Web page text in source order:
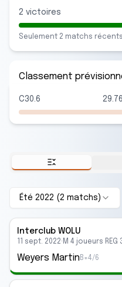
2 victoires
Seulement 2 matchs récents
Classement
C30.6
Été 2022 (2 matchs )
Interclub WOLU
11 sept. 2022· M 4 joueurs REG
Weyers MartinB+4/6